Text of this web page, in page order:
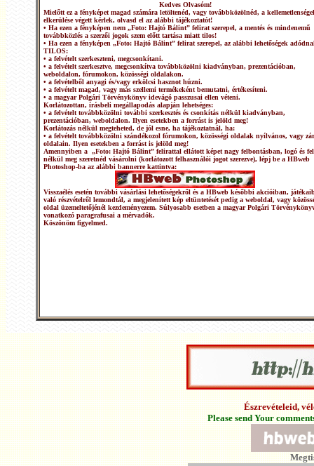
Kedves Olvasóm!
Mielőtt ez a fényképet magad számára letöltenéd, vagy továbbközölnéd, a
elkerülése végett kérlek, olvasd el az alábbi tájékoztatót!
• Ha ezen a fényképen nem „Foto: Hajtó Bálint” felirat szerepel, a mentés és mindenemű
továbbközlés a szerzői jogok szem előtt tartása miatt tilos!
• Ha ezen a fényképen „Foto: Hajtó Bálint” felirat szerepel, az alábbi lehetőségek
TILOS:
• a felvételt szerkeszteni, megcsonkítani.
• a felvételt szerkesztve, megcsonkítva továbbközölni kiadványban, prezentációban,
weboldalon, fórumokon, közösségi oldalakon.
• a felvételből anyagi és/vagy erkölcsi hasznot húzni.
• a felvételt magad, vagy más szellemi termékeként bemutatni, értékesíteni.
• a magyar Polgári Törvénykönyv idevágó passzusai ellen véteni.
Korlátozottan, írásbeli megállapodás alapján lehetséges:
• a felvételt továbbközölni további szerkesztés és csonkítás nélkül kiadványban,
prezentációban, weboldalon. Ilyen esetekben a forrást is jelöld meg!
Korlátozás nélkül megteheted, de jól esne, ha tájékoztatnál, ha:
• a felvételt továbbközölni szándékozol fórumokon, közösségi oldalak nyílvános, vagy
oldalain. Ilyen esetekben a forrást is jelöld meg!
Amennyiben a „Foto: Hajtó Bálint” felirattal ellátott képet nagy felbontásban, logó és
nélkül meg szeretnéd vásárolni (korlátozott felhasználói jogot szerezve), lépj be a HBweb
Photoshop-ba az alábbi bannerre kattintva:
Visszaélés esetén további vásárlási lehetőségekről és a HBweb későbbi akcióiban,
való részvételről lemondtál, a megjelenített kép eltüntetését pedig a weboldal, vagy
oldal üzemeltetőjénél kezdeményezem. Súlyosabb esetben a magyar Polgári
vonatkozó paragrafusai a mérvadók.
Köszönöm figyelmed.
Észrevételeid,
Please send Your